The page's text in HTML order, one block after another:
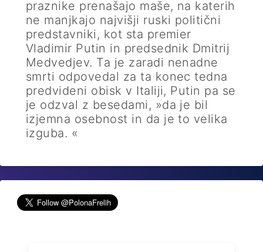
praznike prenašajo maše, na katerih
ne manjkajo najvišji ruski politični
predstavniki, kot sta premier
Vladimir Putin in predsednik Dmitrij
Medvedjev. Ta je zaradi nenadne
smrti odpovedal za ta konec tedna
predvideni obisk v Italiji, Putin pa se
je odzval z besedami, »da je bil
izjemna osebnost in da je to velika
izguba. «